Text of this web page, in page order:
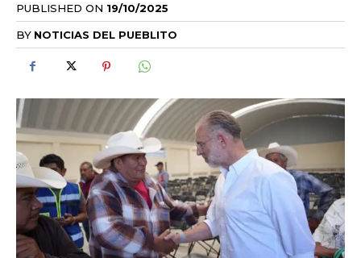
PUBLISHED ON 19/10/2025
BY NOTICIAS DEL PUEBLITO